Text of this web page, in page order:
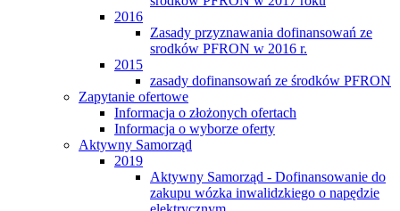
2016
Zasady przyznawania dofinansowań ze
srodków PFRON w 2016 r.
2015
zasady dofinansowań ze środków PFRON
Zapytanie ofertowe
Informacja o złożonych ofertach
Informacja o wyborze oferty
Aktywny Samorząd
2019
Aktywny Samorząd - Dofinansowanie do
zakupu wózka inwalidzkiego o napędzie